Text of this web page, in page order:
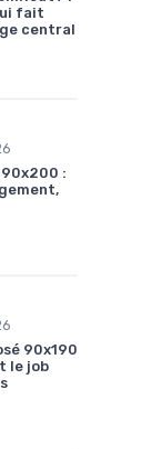
fait
central
:
90x190
le job